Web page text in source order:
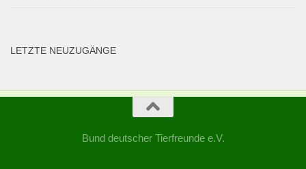
LETZTE NEUZUGÄNGE
Bund deutscher Tierfreunde e.V.